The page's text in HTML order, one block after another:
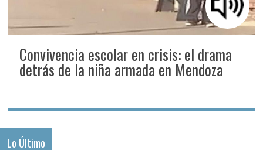
Convivencia escolar en crisis: el drama
detrás de la niña armada en Mendoza
Lo Último